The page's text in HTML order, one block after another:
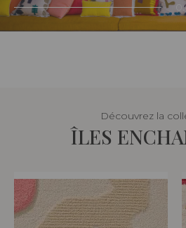
Découvrez la
ÎLES